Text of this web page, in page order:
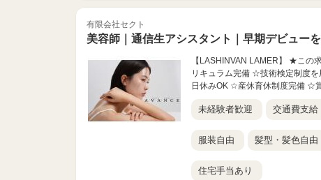
有限会社セクト
美容師｜通信生アシスタント｜早期デビュー
【LASHINVAN LAMER】 ★こ
リキュラム完備 ☆技術検定制度
日休みOK ☆産休育休制度完備 ☆
未経験者歓迎 交通費支給
服装自由 髪型・髪色自由
住宅手当あり